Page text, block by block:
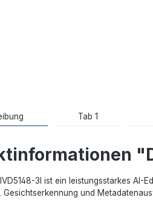
Tab 1
3I ist ein leistungsstarkes AI-
Gesichtserkennung und